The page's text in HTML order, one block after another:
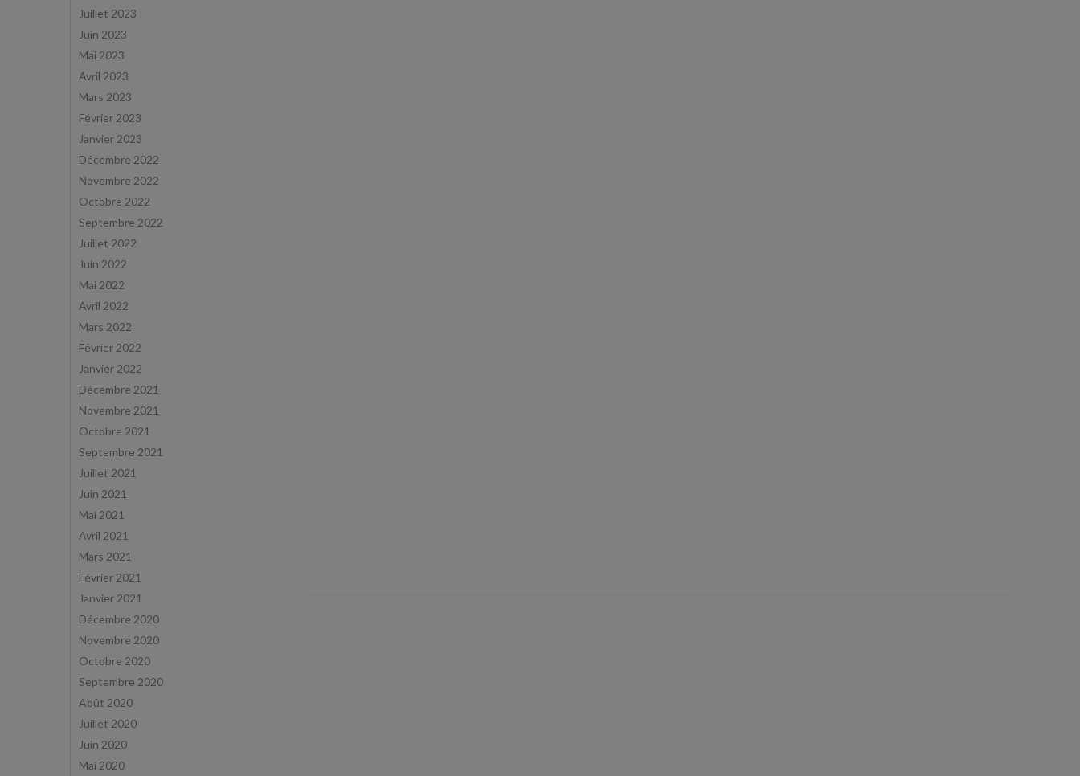
Juillet 2023
Juin 2023
Mai 2023
Avril 2023
Mars 2023
Février 2023
Janvier 2023
Décembre 2022
Novembre 2022
Octobre 2022
Septembre 2022
Juillet 2022
Juin 2022
Mai 2022
Avril 2022
Mars 2022
Février 2022
Janvier 2022
Décembre 2021
Novembre 2021
Octobre 2021
Septembre 2021
Juillet 2021
Juin 2021
Mai 2021
Avril 2021
Mars 2021
Février 2021
Janvier 2021
Décembre 2020
Novembre 2020
Octobre 2020
Septembre 2020
Août 2020
Juillet 2020
Juin 2020
Mai 2020